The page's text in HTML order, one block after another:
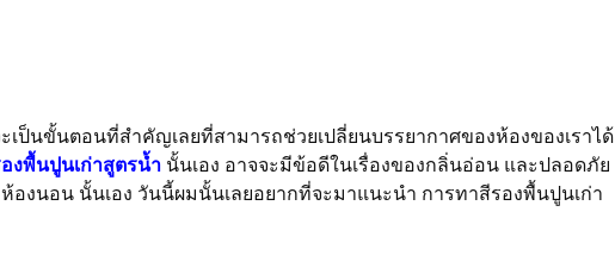
ป็นขั้นตอนที่สำคัญเลยที่สามารถช่วยเปลี่ยนบรรยากาศของห้องของเราได้
งพื้นปูนเก่าสูตรน้ำ นั้นเอง อาจจะมีข้อดีในเรื่องของกลิ่นอ่อน และปลอดภัย
องนอน นั้นเอง วันนี้ผมนั้นเลยอยากที่จะมาแนะนำ การทาสีรองพื้นปูนเก่า